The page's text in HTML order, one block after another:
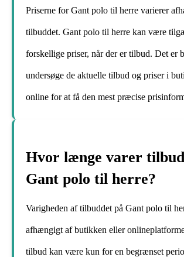
Priserne for Gant polo til herre varierer
tilbuddet. Gant polo til herre kan være
forskellige priser, når der er tilbud. Det er
undersøge de aktuelle tilbud og priser i
online for at få den mest præcise
Hvor længe varer
Gant polo til herre?
Varigheden af tilbuddet på Gant polo til
afhængigt af butikken eller
tilbud kan være kun for en begrænset